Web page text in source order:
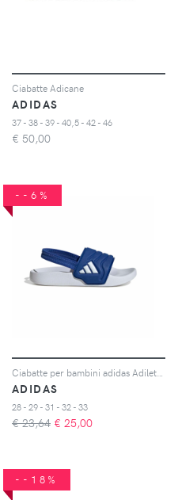
Ciabatte Adicane
ADIDAS
37 - 38 - 39 - 40,5 - 42 - 46
€ 50,00
--6%
ADIDAS
28 - 29 - 31 - 32 - 33
€ 23,64 € 25,00
--18%